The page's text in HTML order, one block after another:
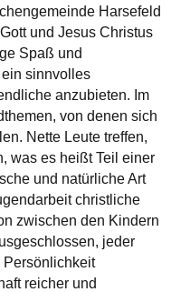
Harsefeld
und Jesus Christus
Spaß und
sinnvolles
anzubieten. Im
von denen sich
Nette Leute treffen,
was es heißt Teil einer
und natürliche Art
christliche
zwischen den Kindern
jeder
Persönlichkeit
reicher und